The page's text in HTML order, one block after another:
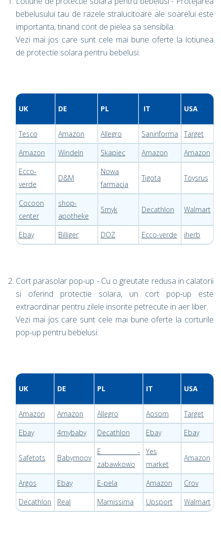
bebelusului tau de razele stralucitoare ale soarelui este
importanta, tinand cont de pielea sa sensibila.
Vezi mai jos care sunt cele mai bune oferte la lotiunea
de protectie solara pentru bebelusi:
UK DE PL IT USA
Tesco Amazon Allegro Saninforma
Target
Amazon
Windeln Skapiec Amazon
Amazon
Ecco-
verde
D&M
Nowa
farmacja
Tigota Toysrus
Cocoon
center
shop-
apotheke
Smyk Decathlon Walmart
Ebay Billiger DOZ Ecco-verde iherb
Cort parasolar pop-up - Cu o greutate redusa in calatorii
si oferind protectie solara, un cort pop-up este
extraordinar pentru zilele insorite petrecute in aer liber.
Vezi mai jos care sunt cele mai bune oferte la corturile
pop-up pentru bebelusi:
UK DE PL IT USA
Amazon Amazon Allegro Aosom
Target
Ebay
4mybaby Decathlon Ebay Ebay
Safetots Babymoov
E -
zabawkowo
Yes
market
Amazon
Argos Ebay E-pela Amazon
Crov
Decathlon
Real Mamissima Upsport Walmart